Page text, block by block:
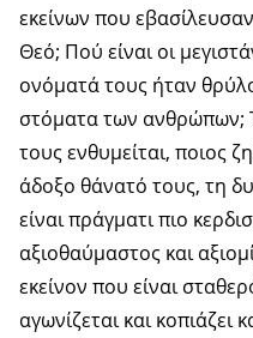
εκείνων που
Θεό; Πού είναι οι
ονόματά τους ήταν
στόματα των ανθρώπων;
τους ενθυμείται, ποιος
άδοξο θάνατό τους, τη
είναι πράγματι πιο
αξιοθαύμαστος και
εκείνον που είναι
αγωνίζεται και κοπιάζει